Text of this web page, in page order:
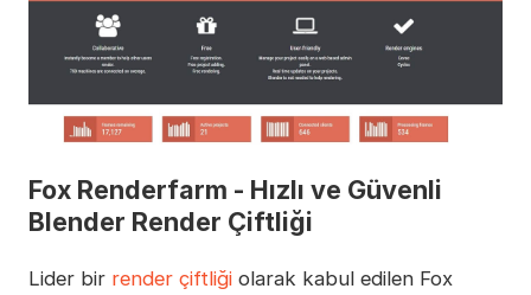
Fox Renderfarm - Hızlı ve Güvenli
Blender Render Çiftliği
Lider bir render çiftliğiolarak kabul edilen Fox